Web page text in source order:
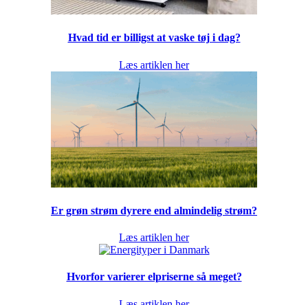
Hvad tid er billigst at vaske tøj i dag?
Læs artiklen her
Er grøn strøm dyrere end almindelig strøm?
Læs artiklen her
Hvorfor varierer elpriserne så meget?